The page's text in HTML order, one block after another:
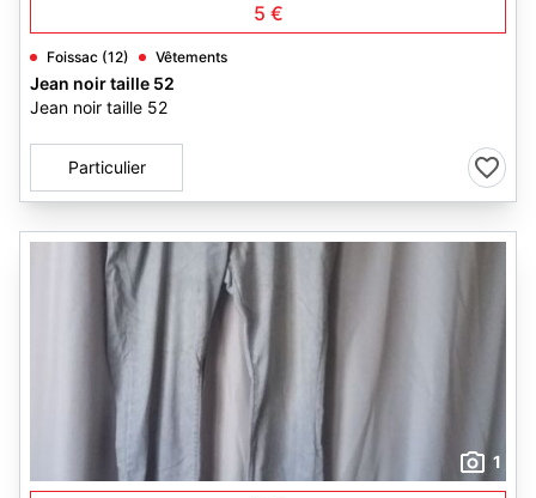
5 €
Foissac (12) Vêtements
Jean noir taille 52
Jean noir taille 52
Particulier
1